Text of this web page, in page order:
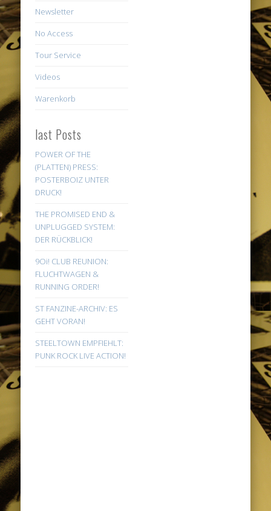
Newsletter
No Access
Tour Service
Videos
Warenkorb
last Posts
POWER OF THE
(PLATTEN) PRESS:
POSTERBOIZ UNTER
DRUCK!
THE PROMISED END &
UNPLUGGED SYSTEM:
DER RÜCKBLICK!
9Oi! CLUB REUNION:
FLUCHTWAGEN &
RUNNING ORDER!
ST FANZINE-ARCHIV: ES
GEHT VORAN!
STEELTOWN EMPFIEHLT:
PUNK ROCK LIVE ACTION!